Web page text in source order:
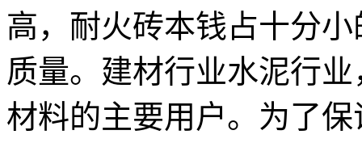
高，耐火砖本钱占十分
质量。建材行业水泥行
材料的主要用户。为了